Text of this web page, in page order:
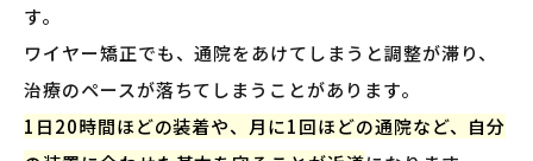
す。
ワイヤー矯正でも、通院をあけてしまうと調整が滞り、
治療のペースが落ちてしまうことがあります。
1日20時間ほどの装着や、月に1回ほどの通院など、自分